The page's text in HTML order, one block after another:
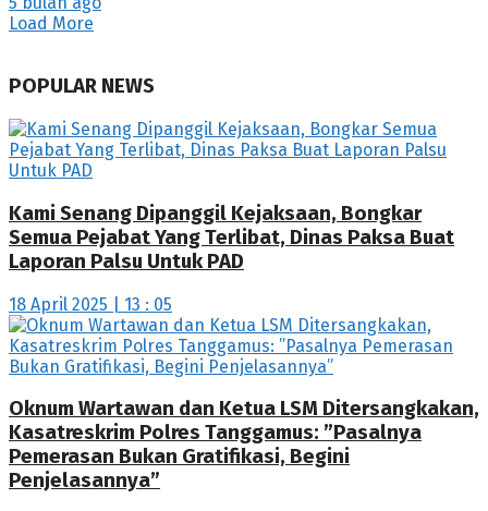
Load More
POPULAR NEWS
Kami Senang Dipanggil Kejaksaan, Bongkar
Semua Pejabat Yang Terlibat, Dinas Paksa Buat
Laporan Palsu Untuk PAD
18 April 2025 | 13 : 05
Oknum Wartawan dan Ketua LSM Ditersangkakan,
Kasatreskrim Polres Tanggamus: ”Pasalnya
Pemerasan Bukan Gratifikasi, Begini
Penjelasannya”